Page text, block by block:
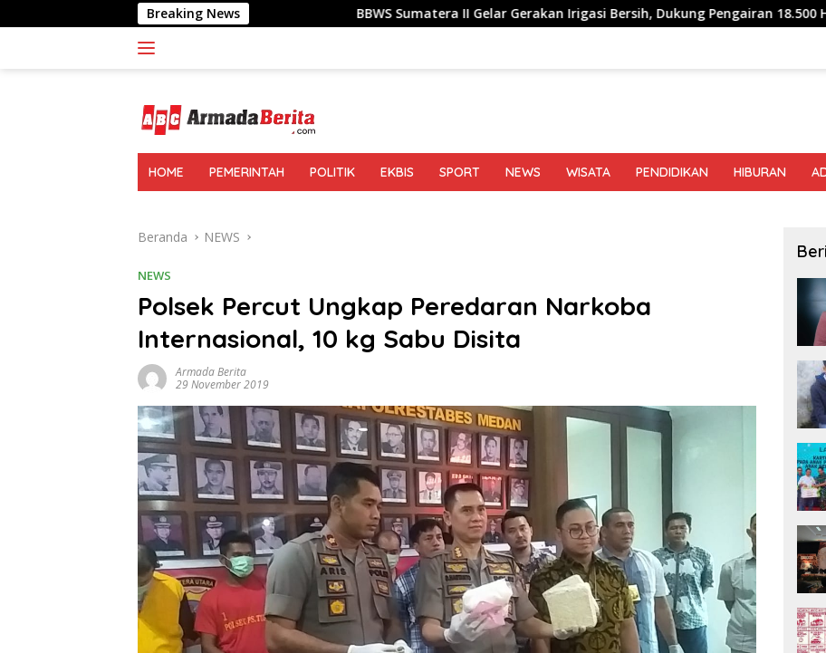
ke
Breaking NewsBBWS Sumatera II Gelar Gerakan Irigasi Bersih, Dukung Pengairan 18.500 Hektare Lahan di
HOME PEMERINTAH POLITIK EKBIS SPORT NEWS WISATA PENDIDIKAN HIBURAN
Beranda NEWS
NEWS
Polsek Percut Ungkap Peredaran Narkoba
Internasional, 10 kg Sabu Disita
Armada Berita
29 November 2019